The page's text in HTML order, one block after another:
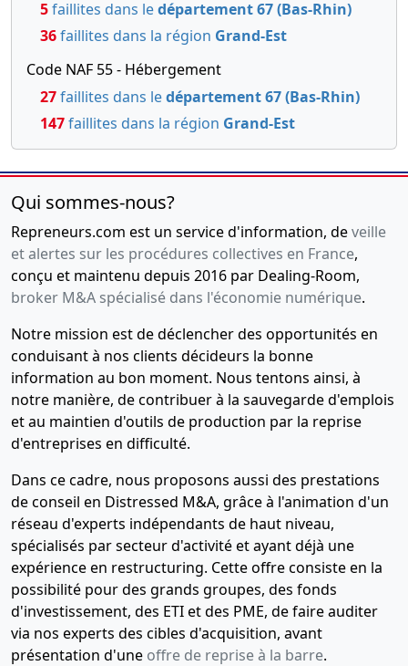
5faillites dans ledépartement 67 (Bas-Rhin)
36faillites dans la région Grand-Est
Code NAF 55 - Hébergement
27faillites dans ledépartement 67 (Bas-Rhin)
147faillites dans la région Grand-Est
Qui sommes-nous?
Repreneurs.com est un service d'information, deveille
et alertes sur les procédures collectives en France,
conçu et maintenu depuis 2016 par Dealing-Room,
broker M&A spécialisé dans l'économie numérique.
Notre mission est de déclencher des opportunités en
conduisant à nos clients décideurs la bonne
information au bon moment. Nous tentons ainsi, à
notre manière, de contribuer à la sauvegarde d'emplois
et au maintien d'outils de production par la reprise
d'entreprises en difficulté.
Dans ce cadre, nous proposons aussi des prestations
de conseil en Distressed M&A, grâce à l'animation d'un
réseau d'experts indépendants de haut niveau,
spécialisés par secteur d'activité et ayant déjà une
expérience en restructuring. Cette offre consiste en la
possibilité pour des grands groupes, des fonds
d'investissement, des ETI et des PME, de faire auditer
via nos experts des cibles d'acquisition, avant
présentation d'une offre de reprise à la barre.